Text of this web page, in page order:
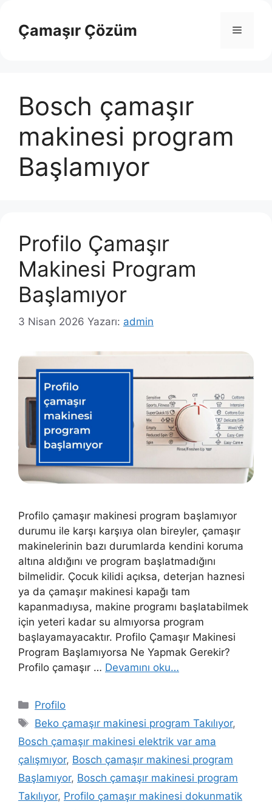
Çamaşır Çözüm Menü
Bosch çamaşır
makinesi program
Başlamıyor
Profilo Çamaşır
Makinesi Program
Başlamıyor
3 Nisan 2026 Yazarı: admin
Profilo çamaşır makinesi program başlamıyor
durumu ile karşı karşıya olan bireyler, çamaşır
makinelerinin bazı durumlarda kendini koruma
altına aldığını ve program başlatmadığını
bilmelidir. Çocuk kilidi açıksa, deterjan haznesi
ya da çamaşır makinesi kapağı tam
kapanmadıysa, makine programı başlatabilmek
için yeteri kadar su almıyorsa program
başlayamayacaktır. Profilo Çamaşır Makinesi
Program Başlamıyorsa Ne Yapmak Gerekir?
Profilo çamaşır … Devamını oku…
Kategoriler
Profilo
Etiketler
Beko çamaşır makinesi program Takılıyor,
Bosch çamaşır makinesi elektrik var ama
çalışmıyor, Bosch çamaşır makinesi program
Başlamıyor, Bosch çamaşır makinesi program
Takılıyor, Profilo çamaşır makinesi dokunmatik